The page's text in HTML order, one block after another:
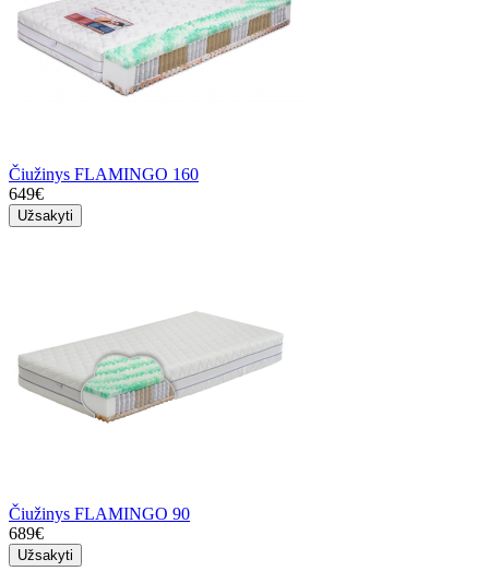
Čiužinys FLAMINGO 160
649€
Užsakyti
Čiužinys FLAMINGO 90
689€
Užsakyti